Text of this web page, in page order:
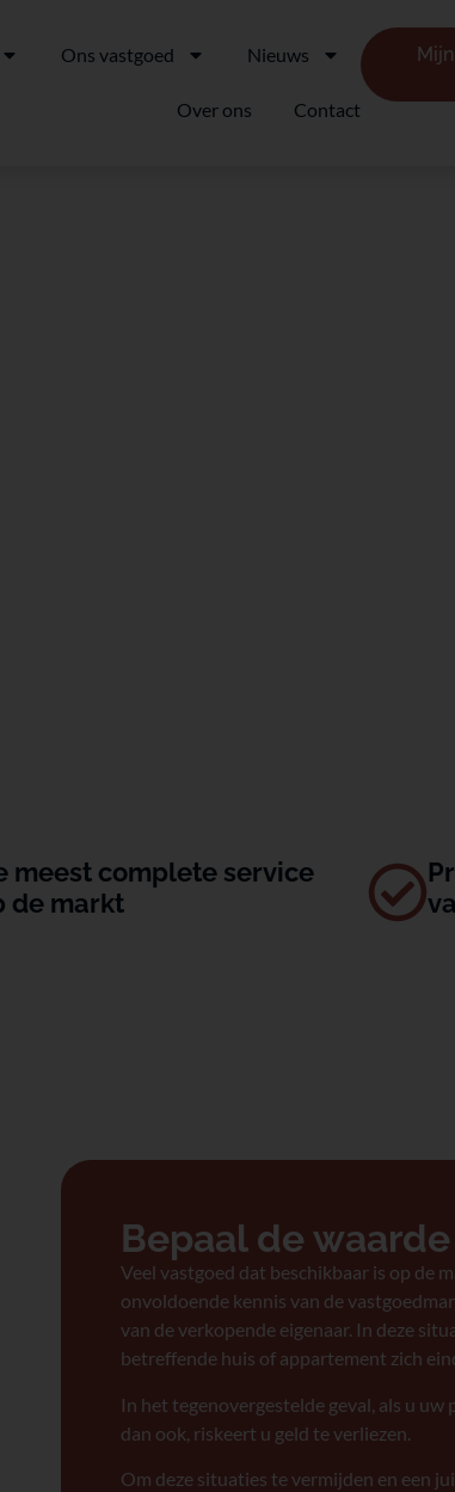
Ons vastgoed Nieuws
Over ons Contact
meest complete service
de markt
Bepaal de
Veel vastgoed dat beschikbaar is op de
onvoldoende kennis van de
van de verkopende eigenaar. In deze
betreffende huis of appartement zich
In het tegenovergestelde geval, als u
dan ook, riskeert u geld te verliezen.
Om deze situaties te vermijden en een